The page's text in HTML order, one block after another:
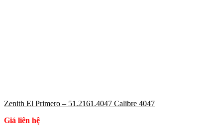
Zenith El Primero – 51.2161.4047 Calibre 4047
Giá liên hệ